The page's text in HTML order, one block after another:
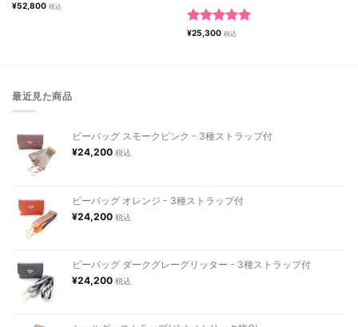
¥52,800 税込
5段階中
¥25,300 税込
最近見た商品
ビーバッグ スモークピンク - 3種ストラップ付
¥24,200 税込
ビーバッグ オレンジ - 3種ストラップ付
¥24,200 税込
ビーバッグ ダークグレーグリッター - 3種ストラップ付
¥24,200 税込